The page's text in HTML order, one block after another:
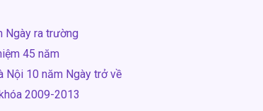
Ngày ra trường
45 năm
Nội 10 năm Ngày trở về
2009-2013